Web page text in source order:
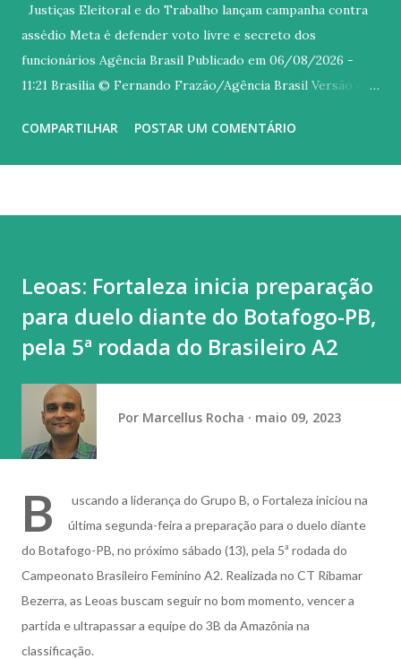
Justiças Eleitoral e do Trabalho lançam campanha contra
assédio Meta é defender voto livre e secreto dos
funcionários Agência Brasil Publicado em 06/08/2026 -
11:21 Brasília © Fernando Frazão/Agência Brasil Versão em
Superior do Trabalho (TST) e o Ministério Público do
superiores e colegas que busquem influenciar o voto livre e
secreto de funcionários. O assédio eleitoral ocorre quando
alguém utiliza sua posição de poder no ambiente de
trabalho para influenciar, constranger ou pressionar
trabalhadores a votar, deixar de votar ou apoiar
determinado candidato, partido ou posicionamento
político. “É a prática do empregador que gera esse
constrang...
COMPARTILHAR POSTAR UM COMENTÁRIO
Leoas: Fortaleza inicia preparação
para duelo diante do Botafogo-PB,
pela 5ª rodada do Brasileiro A2
Por Marcellus Rocha maio 09, 2023
B
uscando a liderança do Grupo B, o Fortaleza iniciou na
última segunda-feira a preparação para o duelo diante
do Botafogo-PB, no próximo sábado (13), pela 5ª rodada do
Campeonato Brasileiro Feminino A2. Realizada no CT Ribamar
Bezerra, as Leoas buscam seguir no bom momento, vencer a
partida e ultrapassar a equipe do 3B da Amazônia na
classificação.